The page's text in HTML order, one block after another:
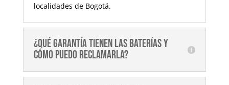
localidades de Bogotá.
¿Qué garantía tienen las baterías y
cómo puedo reclamarla?